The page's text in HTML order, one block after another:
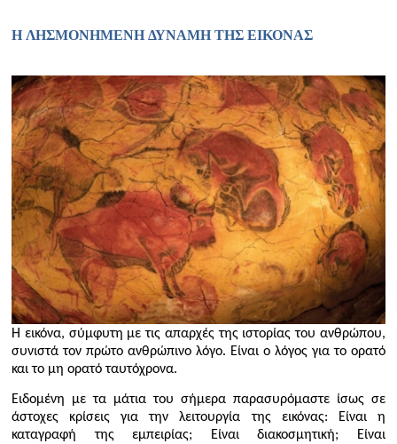
Η ΛΗΣΜΟΝΗΜΕΝΗ ΔΥΝΑΜΗ ΤΗΣ ΕΙΚΟΝΑΣ
Η εικόνα, σύμφυτη με τις απαρχές της ιστορίας του ανθρώπου,
συνιστά τον πρώτο ανθρώπινο λόγο. Είναι ο λόγος για το ορατό
και το μη ορατό ταυτόχρονα.
Ειδομένη με τα μάτια του σήμερα παρασυρόμαστε ίσως σε
άστοχες κρίσεις για την λειτουργία της εικόνας: Είναι η
καταγραφή της εμπειρίας; Είναι διακοσμητική; Είναι